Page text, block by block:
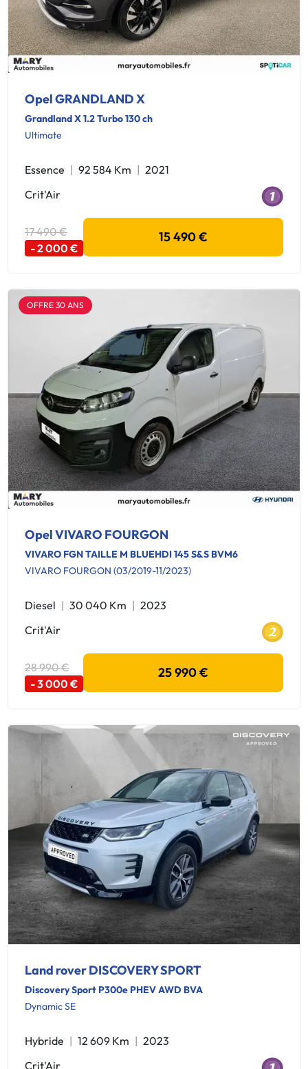
Opel GRANDLAND X
Grandland X 1.2 Turbo 130 ch
Ultimate
Essence 92 584 Km
2021
Crit'Air
17 490 €
- 2 000 €
15 490 €
OFFRE 30 ANS
Opel VIVARO FOURGON
VIVARO FGN TAILLE M BLUEHDI 145 S&S BVM6
VIVARO FOURGON (03/2019-11/2023)
Diesel 30 040 Km
2023
Crit'Air
28 990 €
- 3 000 €
25 990 €
Land rover DISCOVERY SPORT
Discovery Sport P300e PHEV AWD BVA
Dynamic SE
Hybride 12 609 Km
2023
Crit'Air